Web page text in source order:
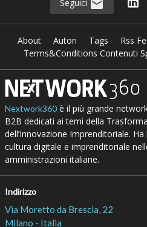
Seguici
About Autori Tags Rss
Terms&Conditions Contenuti
Nextwork360è il più grande
B2B dedicati ai temi della
dell’Innovazione Imprenditoriale.
cultura digitale e imprenditoriale
amministrazioni italiane.
Indirizzo
Via Moretto da Brescia, 22
Milano - Italia